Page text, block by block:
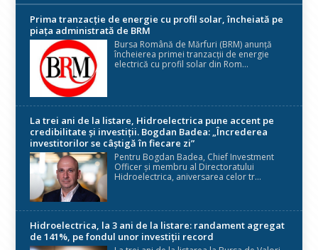
Prima tranzacție de energie cu profil solar, încheiată pe
piața administrată de BRM
Bursa Română de Mărfuri (BRM) anunță
încheierea primei tranzacții de energie
electrică cu profil solar din Rom...
La trei ani de la listare, Hidroelectrica pune accent pe
credibilitate și investiții. Bogdan Badea: „Încrederea
investitorilor se câștigă în fiecare zi”
Pentru Bogdan Badea, Chief Investment
Officer și membru al Directoratului
Hidroelectrica, aniversarea celor tr...
Hidroelectrica, la 3 ani de la listare: randament agregat
de 141%, pe fondul unor investiții record